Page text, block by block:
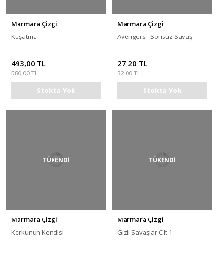
Marmara Çizgi
Kuşatma
493,00 TL
580,00 TL
Stokta Yok
Marmara Çizgi
Avengers - Sonsuz Savaş
27,20 TL
32,00 TL
Stokta Yok
TÜKENDİ
Marmara Çizgi
Korkunun Kendisi
TÜKENDİ
Marmara Çizgi
Gizli Savaşlar Cilt 1